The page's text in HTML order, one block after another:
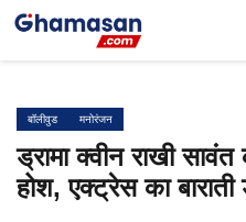
Skip
बॉलीवुड मनोरंजन
ड्रामा क्वीन राखी
होश, एक्ट्रेस का